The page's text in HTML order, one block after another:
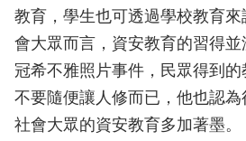
教育，學生也可透過學校教育
會大眾而言，資安教育的習得
冠希不雅照片事件，民眾得到
不要隨便讓人修而已，他也認
社會大眾的資安教育多加著墨。